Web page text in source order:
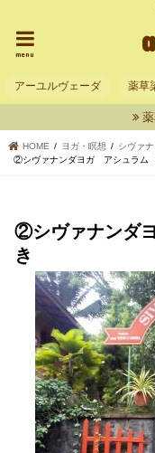
menu
アーユルヴェーダ 薬草
HOME ヨガ・瞑想
シヴァ
②シヴァナンダヨガ アシュラム
②シヴァナンダ
き